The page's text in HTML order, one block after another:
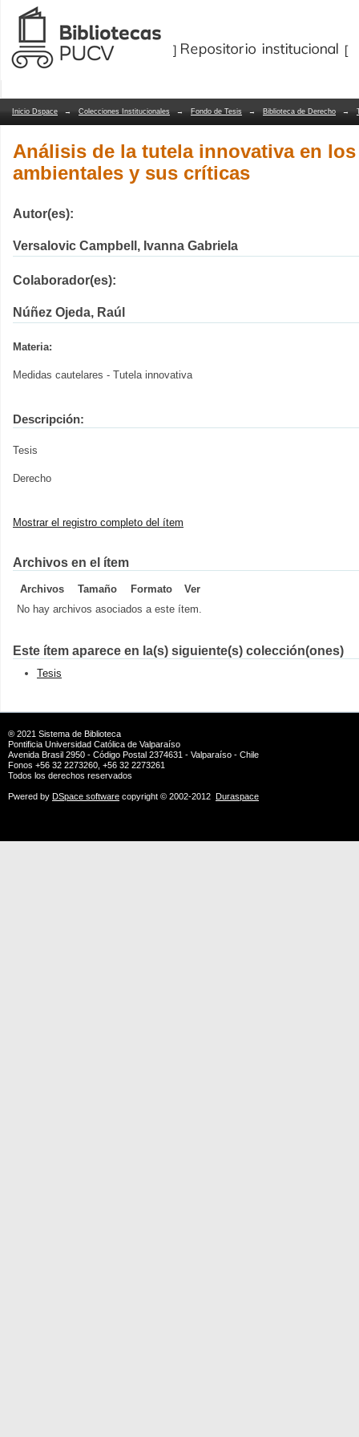
Análisis de la tutela innovativa en
Repositorio Dspace/Manakin
Inicio Dspace → Colecciones Institucionales → Fondo de Tesis → Biblioteca de Derecho →
Análisis de la tutela innovativa en
ambientales y sus críticas
Autor(es):
Versalovic Campbell, Ivanna Gabriela
Colaborador(es):
Núñez Ojeda, Raúl
Materia:
Medidas cautelares - Tutela innovativa
Descripción:
Tesis
Derecho
Mostrar el registro completo del ítem
Archivos en el ítem
Archivos Tamaño Formato
Ver
No hay archivos asociados a este ítem.
Este ítem aparece en la(s) siguiente(s) colección(ones)
Tesis
® 2021 Sistema de Biblioteca
Pontificia Universidad Católica de Valparaíso
Avenida Brasil 2950 - Código Postal 2374631 - Valparaíso - Chile
Fonos +56 32 2273260, +56 32 2273261
Todos los derechos reservados
Pwered by DSpace software copyright © 2002-2012 Duraspace